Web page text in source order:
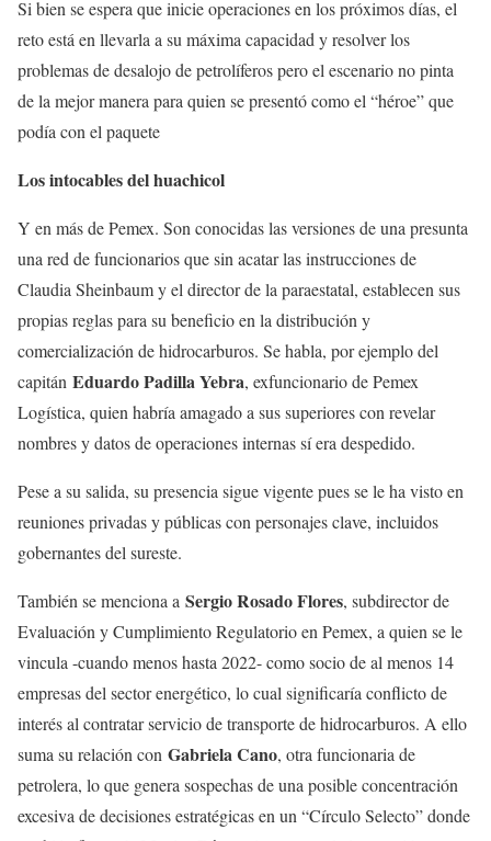
Si bien se espera que inicie operaciones en los próximos días, el
reto está en llevarla a su máxima capacidad y resolver los
problemas de desalojo de petrolíferos pero el escenario no pinta
de la mejor manera para quien se presentó como el “héroe” que
podía con el paquete
Los intocables del huachicol
Y en más de Pemex. Son conocidas las versiones de una presunta
una red de funcionarios que sin acatar las instrucciones de
Claudia Sheinbaum y el director de la paraestatal, establecen sus
propias reglas para su beneficio en la distribución y
comercialización de hidrocarburos. Se habla, por ejemplo del
capitán Eduardo Padilla Yebra, exfuncionario de Pemex
Logística, quien habría amagado a sus superiores con revelar
nombres y datos de operaciones internas sí era despedido.
Pese a su salida, su presencia sigue vigente pues se le ha visto en
reuniones privadas y públicas con personajes clave, incluidos
gobernantes del sureste.
También se menciona a Sergio Rosado Flores, subdirector de
Evaluación y Cumplimiento Regulatorio en Pemex, a quien se le
vincula -cuando menos hasta 2022- como socio de al menos 14
empresas del sector energético, lo cual significaría conflicto de
interés al contratar servicio de transporte de hidrocarburos. A ello
suma su relación con Gabriela Cano, otra funcionaria de
petrolera, lo que genera sospechas de una posible concentración
excesiva de decisiones estratégicas en un “Círculo Selecto” donde